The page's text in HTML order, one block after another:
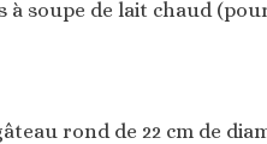
à soupe de lait chaud
rond de 22 cm de